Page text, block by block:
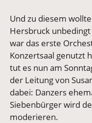
Und zu diesem
Hersbruck unbedingt
war das erste
Konzertsaal genutzt
tut es nun am
der Leitung von
dabei: Danzers
Siebenbürger wird
moderieren.